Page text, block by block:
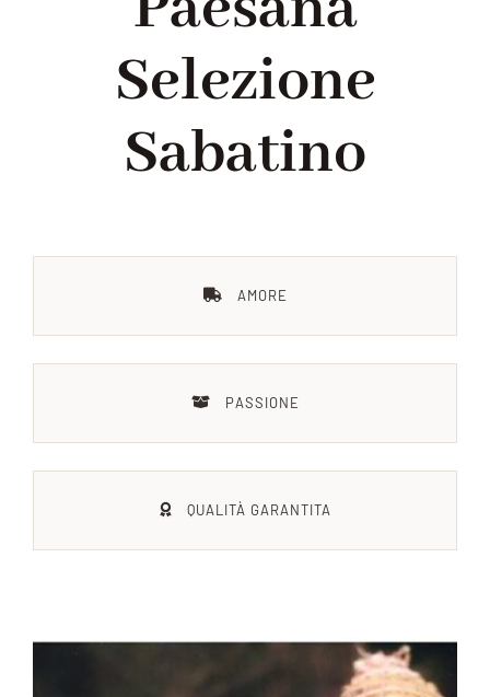
Selezione
Sabatino
AMORE
PASSIONE
QUALITÀ GARANTITA